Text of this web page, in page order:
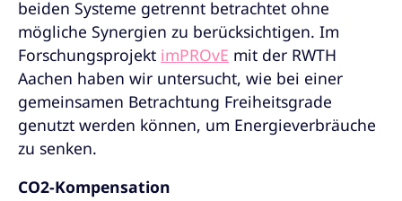
beiden Systeme getrennt betrachtet ohne
mögliche Synergien zu berücksichtigen. Im
Forschungsprojekt imPROvE mit der RWTH
Aachen haben wir untersucht, wie bei einer
gemeinsamen Betrachtung Freiheitsgrade
genutzt werden können, um Energieverbräuche
zu senken.
CO2-Kompensation